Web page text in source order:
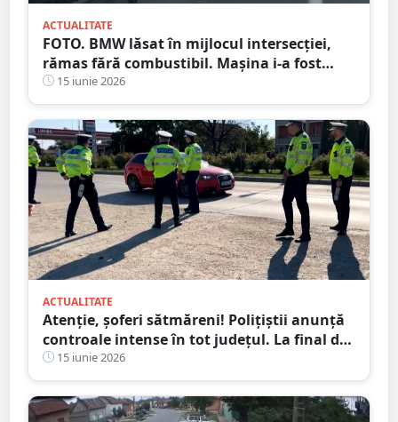
ACTUALITATE
FOTO. BMW lăsat în mijlocul intersecției,
rămas fără combustibil. Mașina i-a fost
ridicată de Poliția Locală
15 iunie 2026
ACTUALITATE
Atenție, șoferi sătmăreni! Polițiștii anunță
controale intense în tot județul. La final de
săptămână e programată și o acțiune-
maraton de 24 de ore
15 iunie 2026